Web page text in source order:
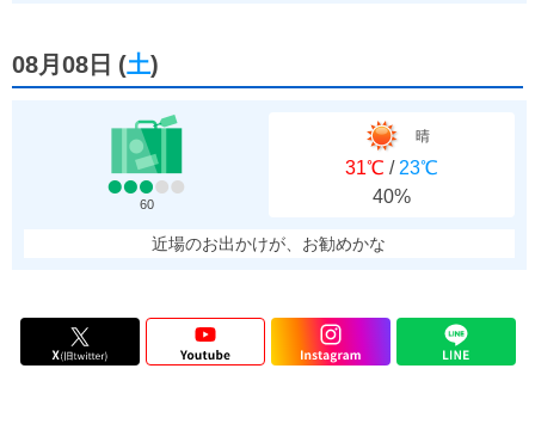
08月08日 (土)
60
晴
31℃ / 23℃
40%
近場のお出かけが、お勧めかな